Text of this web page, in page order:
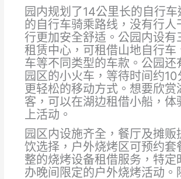
园内规划了14公里长的自行车
的自行车骑乘路线，没有行人
行更加安全舒适。公园内设有
租赁中心，可租借山地自行车
车等不同类型的车款。公园还
园区的小火车，等待时间约
更轻松的移动方式。想要欣赏
客，可以在湖边租借小船，体
上活动。
园区内设施齐全，餐厅及摊贩
饮选择，户外烧烤区可预约套
整的烧烤设备租借服务，特定
办晚间限定的户外烧烤活动。